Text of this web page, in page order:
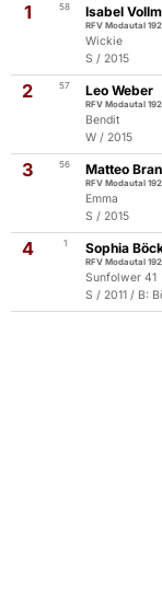
1 58 Isabel
RFV Modautal
Wickie
S / 2015
2 57 Leo Weber
RFV Modautal
Bendit
W / 2015
3 56 Matteo
RFV Modautal
Emma
S / 2015
4 1 Sophia
RFV Modautal
Sunfolwer 41
S / 2011 / B: